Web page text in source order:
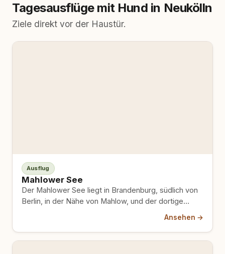
Tagesausflüge mit Hund in Neukölln
Ziele direkt vor der Haustür.
Ausflug
Mahlower See
Der Mahlower See liegt in Brandenburg, südlich von
Berlin, in der Nähe von Mahlow, und der dortige
Ansehen →